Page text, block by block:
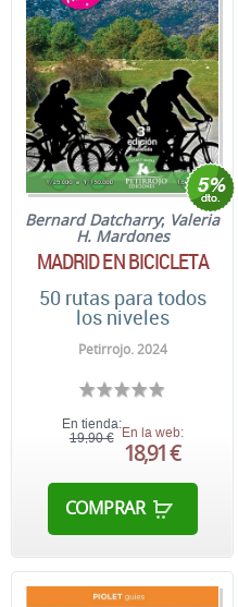
Bernard Datcharry; Valeria
H. Mardones
MADRID EN BICICLETA
50 rutas para todos
los niveles
Petirrojo. 2024
En tienda:
19,90 € En la web:
18,91 €
COMPRAR